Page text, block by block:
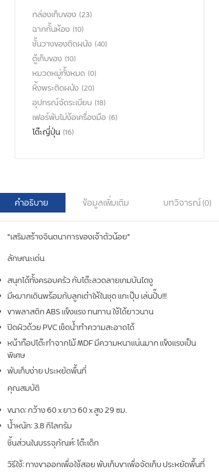
กล่องเก็บของ (23)
ฉากกั้นห้อง (10)
ชั้นวางของติดผนัง (40)
ตู้เก็บของ (10)
หมวดหมู่ทั้งหมด (0)
หิ้งพระติดผนัง (20)
อุปกรณ์จัดระเบียบ (18)
เฟอร์พับไม่ง้อเครื่องมือ (6)
โต๊ะญี่ปุ่น (16)
คำอธิบาย ข้อมูลเพิ่มเติม บทวิจารณ์ (0)
“เสริมสร้างจินตนาการของเจ้าตัวน้อย”
ลักษณะเด่น
สนุกได้ทั้งครอบครัว กับโต๊ะลวดลายเกมบันไดงู
มีหมากเดินพร้อมกับลูกเต๋าให้ในชุด แกะปุ๊บ เล่นปั๊บ!!!
ขาพลาสติก ABS แข็งแรง ทนทาน ใช้ได้ยาวนาน
ปิดผิวด้วย PVC เช็ดน้ำทำความสะอาดได้
หน้าท๊อปโต๊ะทำจากไม้ MDF มีความหนาแน่นมาก แข็งแรงเป็น
พิเศษ
พับเก็บง่าย ประหยัดพื้นที่
คุณสมบัติ
ขนาด: กว้าง 60 x ยาว 60 x สูง 29 ซม.
น้ำหนัก: 3.8 กิโลกรัม
ชิ้นส่วนในบรรจุภัณฑ์: โต๊ะเด็ก
วิธีใช้: กางขาออกเพื่อใช้สอย พับเก็บขาเพื่อจัดเก็บ ประหยัดพื้นที่